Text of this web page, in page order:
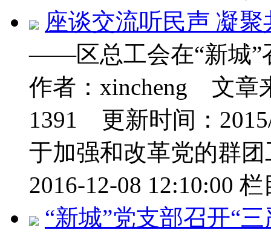
座谈交流听民声 凝
——区总工会在“新城”
作者：xincheng 文
1391 更新时间：
于加强和改革党的群团
2016-12-08 12:10:00 栏
“新城”党支部召开“